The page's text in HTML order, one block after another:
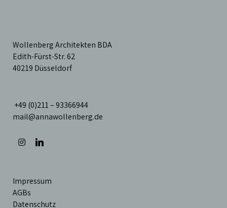
Wollenberg Architekten BDA
Edith-Fürst-Str. 62
40219 Düsseldorf
+49 (0)211 – 93366944
mail@annawollenberg.de
Impressum
AGBs
Datenschutz